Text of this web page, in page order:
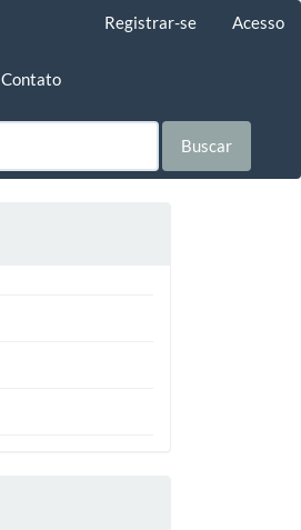
Registrar-se Acesso
Contato
Buscar